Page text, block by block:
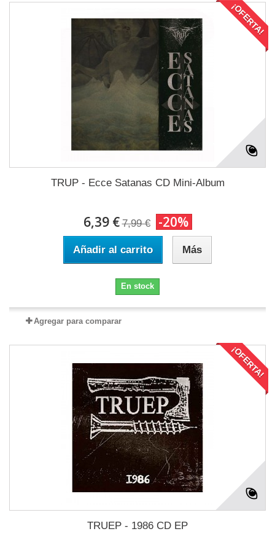
¡OFERTA!
TRUP - Ecce Satanas CD Mini-Album
6,39 € 7,99 € -20%
Añadir al carrito Más
En stock
Agregar para comparar
¡OFERTA!
TRUEP - 1986 CD EP